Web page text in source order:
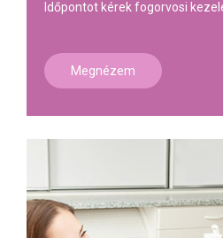
Időpontot kérek fogorvosi
Megnézem